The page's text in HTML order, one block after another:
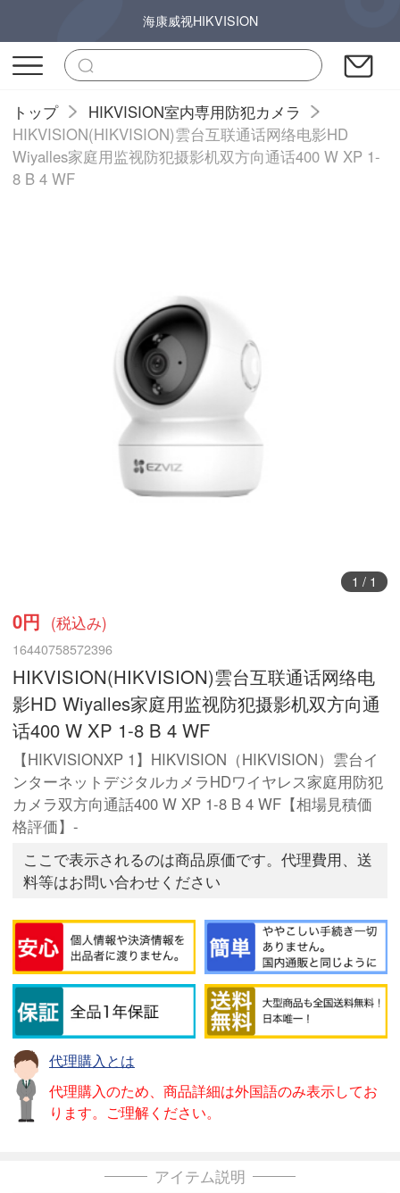
海康威视HIKVISION
トップ
HIKVISION室内専用防犯カメラ
HIKVISION(HIKVISION)雲台互联通话网络电影HD
Wiyalles家庭用监视防犯摄影机双方向通话400 W XP 1-
8 B 4 WF
1 / 1
0円 (税込み)
16440758572396
HIKVISION(HIKVISION)雲台互联通话网络电
影HD Wiyalles家庭用监视防犯摄影机双方向通
话400 W XP 1-8 B 4 WF
【HIKVISIONXP 1】HIKVISION（HIKVISION）雲台イ
ンターネットデジタルカメラHDワイヤレス家庭用防犯
カメラ双方向通話400 W XP 1-8 B 4 WF【相場見積価
格評価】-
ここで表示されるのは商品原価です。代理費用、送
料等はお問い合わせください
代理購入とは
代理購入のため、商品詳細は外国語のみ表示してお
ります。ご理解ください。
アイテム説明